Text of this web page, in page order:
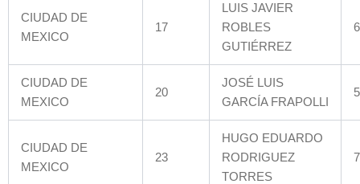
CIUDAD DE
MEXICO
17
LUIS JAVIER
ROBLES
GUTIÉRREZ
CIUDAD DE
MEXICO
20
JOSÉ LUIS
GARCÍA FRAPOLLI
CIUDAD DE
MEXICO
23
HUGO EDUARDO
RODRIGUEZ
TORRES